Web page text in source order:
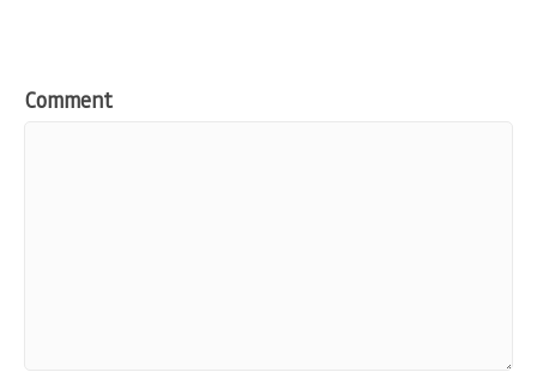
Comment